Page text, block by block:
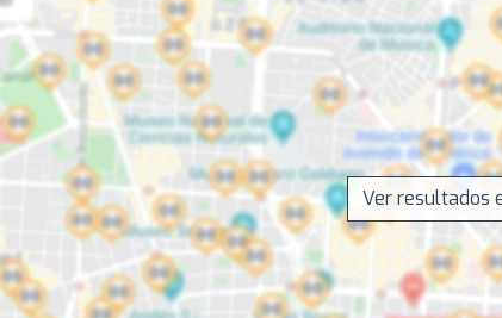
Ver resultados